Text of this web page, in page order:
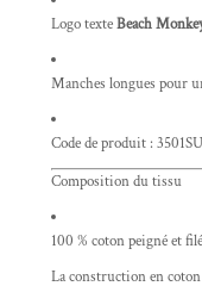
Logo texteBeach
Manches longues pour
Code de produit :
Composition du tissu
100 % coton peigné et
La construction en